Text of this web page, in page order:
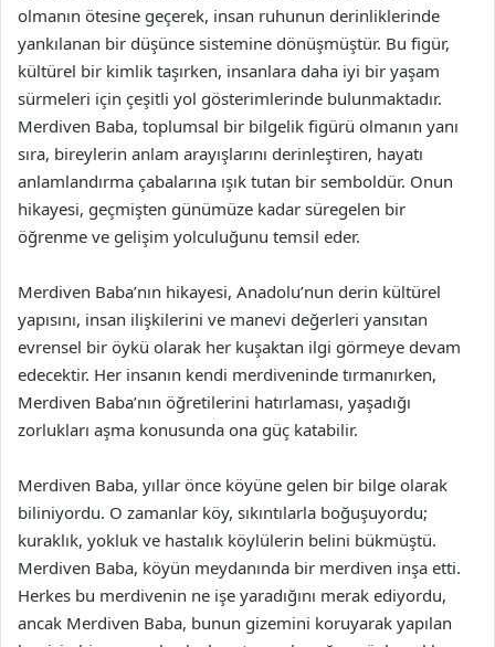
olmanın ötesine geçerek, insan ruhunun derinliklerinde
yankılanan bir düşünce sistemine dönüşmüştür. Bu figür,
kültürel bir kimlik taşırken, insanlara daha iyi bir yaşam
sürmeleri için çeşitli yol gösterimlerinde bulunmaktadır.
Merdiven Baba, toplumsal bir bilgelik figürü olmanın yanı
sıra, bireylerin anlam arayışlarını derinleştiren, hayatı
anlamlandırma çabalarına ışık tutan bir semboldür. Onun
hikayesi, geçmişten günümüze kadar süregelen bir
öğrenme ve gelişim yolculuğunu temsil eder.
Merdiven Baba’nın hikayesi, Anadolu’nun derin kültürel
yapısını, insan ilişkilerini ve manevi değerleri yansıtan
evrensel bir öykü olarak her kuşaktan ilgi görmeye devam
edecektir. Her insanın kendi merdiveninde tırmanırken,
Merdiven Baba’nın öğretilerini hatırlaması, yaşadığı
zorlukları aşma konusunda ona güç katabilir.
Merdiven Baba, yıllar önce köyüne gelen bir bilge olarak
biliniyordu. O zamanlar köy, sıkıntılarla boğuşuyordu;
kuraklık, yokluk ve hastalık köylülerin belini bükmüştü.
Merdiven Baba, köyün meydanında bir merdiven inşa etti.
Herkes bu merdivenin ne işe yaradığını merak ediyordu,
ancak Merdiven Baba, bunun gizemini koruyarak yapılan